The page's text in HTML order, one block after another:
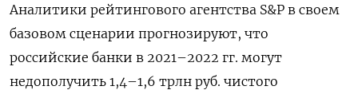
Аналитики рейтингового агентства S&P в своем
базовом сценарии прогнозируют, что
российские банки в 2021–2022 гг. могут
недополучить 1,4–1,6 трлн руб. чистого